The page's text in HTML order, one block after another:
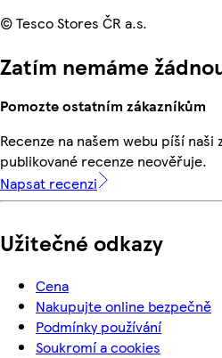
© Tesco Stores ČR a.s.
Zatím nemáme
Pomozte ostatním zákazníkům
Recenze na našem webu píší naši
publikované recenze neověřuje.
Napsat recenzi
Užitečné odkazy
Cena
Nakupujte online bezpečně
Podmínky používání
Soukromí a cookies